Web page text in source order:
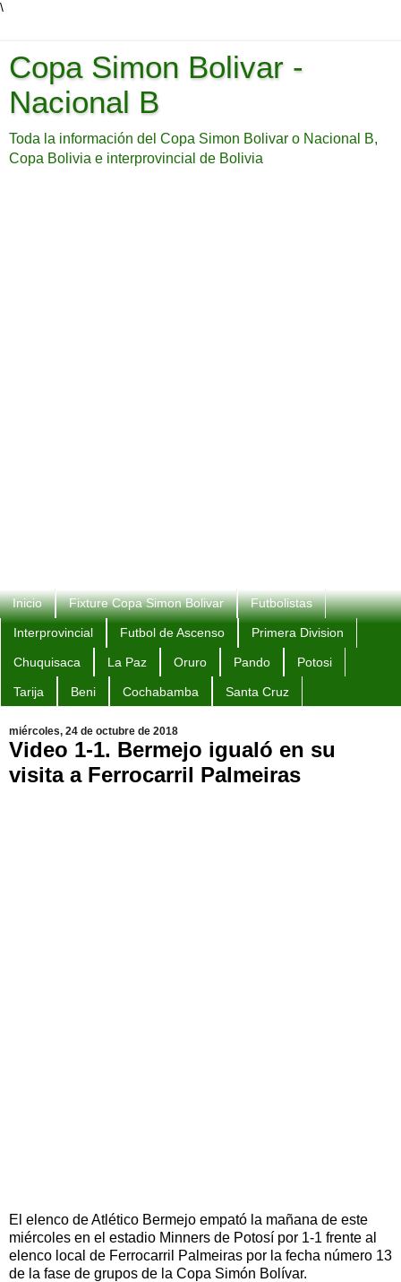
\
Copa Simon Bolivar -
Nacional B
Toda la información del Copa Simon Bolivar o Nacional B,
Copa Bolivia e interprovincial de Bolivia
Inicio Fixture Copa Simon Bolivar Futbolistas
Interprovincial Futbol de Ascenso Primera Division
Chuquisaca La Paz Oruro Pando Potosi
Tarija Beni Cochabamba Santa Cruz
miércoles, 24 de octubre de 2018
Video 1-1. Bermejo igualó en su
visita a Ferrocarril Palmeiras
El elenco de Atlético Bermejo empató la mañana de este
miércoles en el estadio Minners de Potosí por 1-1 frente al
elenco local de Ferrocarril Palmeiras por la fecha número 13
de la fase de grupos de la Copa Simón Bolívar.